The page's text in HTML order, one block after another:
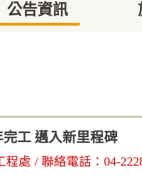
公告資訊
工 邁入新里程碑
處 / 聯絡電話：04-